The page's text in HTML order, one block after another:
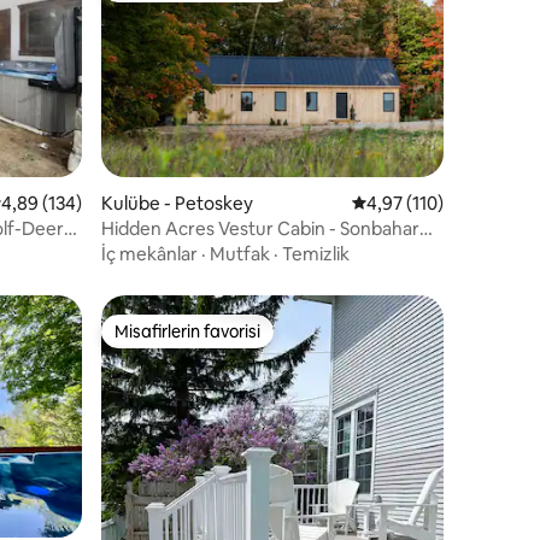
ortalama 4,89 puan, 134 değerlendirme
4,89 (134)
Deer
Kulübe - Petoskey 5 üzerinden ortalama
4,97 (110)
Hidden Acres Vestur Cabin - Sonbahar
kaçamağı - Jakuzi
İç mekânlar · Mutfak · Temizlik
arasındaMisafirlerin favorisi
Misafirlerin favorisi